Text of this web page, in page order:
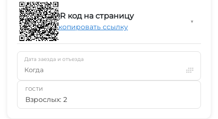
QR код на страницу
Скопировать ссылку
▼
Дата заезда и отъезда
Когда
ГОСТИ
Взрослых: 2